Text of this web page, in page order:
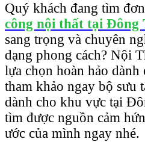
Quý khách đang tìm
công nội thất tại Đông
sang trọng và chuyên
dạng phong cách? Nội
lựa chọn hoàn hảo
tham khảo ngay bộ sưu
dành cho khu vực tại
tìm được nguồn cảm
ước của mình ngay nhé.